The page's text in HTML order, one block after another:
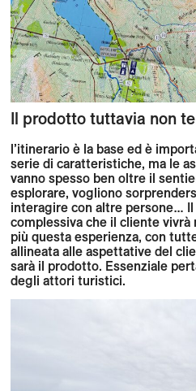
Il prodotto tuttavia non
l’itinerario è la base ed è
serie di caratteristiche, ma le
vanno spesso ben oltre il
esplorare, vogliono
interagire con altre persone… Il
complessiva che il cliente
più questa esperienza, con
allineata alle aspettative del
sarà il prodotto. Essenziale
degli attori turistici.